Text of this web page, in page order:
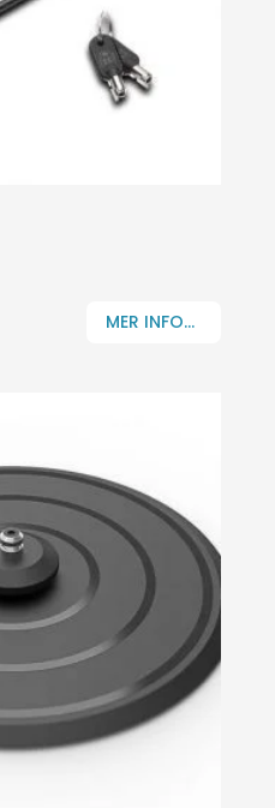
MER INFO...